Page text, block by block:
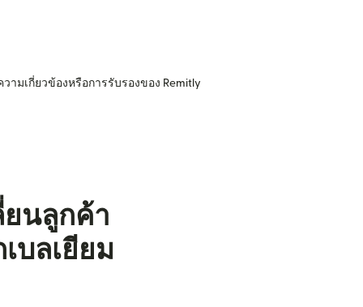
ามเกี่ยวข้องหรือการรับรองของ Remitly
ยนลูกค้า
บลเยียม